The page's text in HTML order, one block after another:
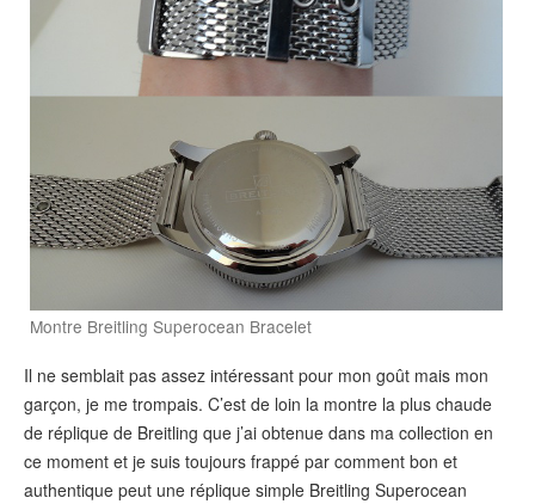
Montre Breitling Superocean Bracelet
Il ne semblait pas assez intéressant pour mon goût mais mon
garçon, je me trompais. C’est de loin la montre la plus chaude
de réplique de Breitling que j’ai obtenue dans ma collection en
ce moment et je suis toujours frappé par comment bon et
authentique peut une réplique simple Breitling Superocean